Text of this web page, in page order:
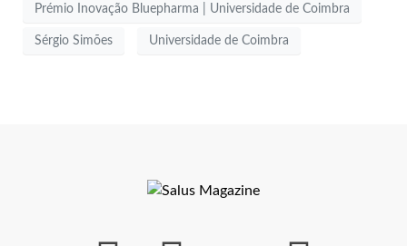
Prémio Inovação Bluepharma | Universidade de Coimbra
Sérgio Simões Universidade de Coimbra